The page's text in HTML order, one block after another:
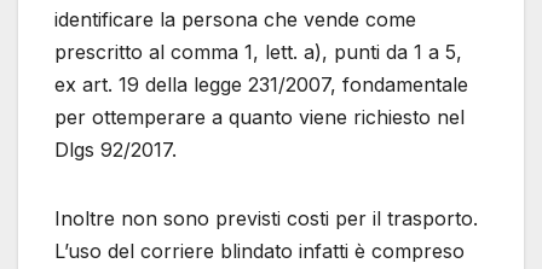
identificare la persona che vende come
prescritto al comma 1, lett. a), punti da 1 a 5,
ex art. 19 della legge 231/2007, fondamentale
per ottemperare a quanto viene richiesto nel
Dlgs 92/2017.
Inoltre non sono previsti costi per il trasporto.
L’uso del corriere blindato infatti è compreso